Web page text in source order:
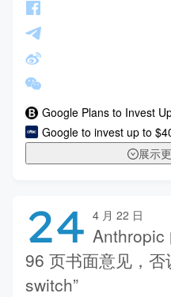
Google Plans to Invest
Google to invest up to
展示
24 4 月 22 日
Anthropic
96 页书面意见，
switch”